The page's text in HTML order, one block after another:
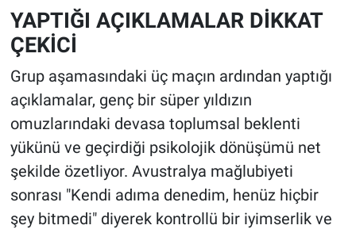
YAPTIĞI AÇIKLAMALAR DİKKAT
ÇEKİCİ
Grup aşamasındaki üç maçın ardından yaptığı
açıklamalar, genç bir süper yıldızın
omuzlarındaki devasa toplumsal beklenti
yükünü ve geçirdiği psikolojik dönüşümü net
şekilde özetliyor. Avustralya mağlubiyeti
sonrası "Kendi adıma denedim, henüz hiçbir
şey bitmedi" diyerek kontrollü bir iyimserlik ve